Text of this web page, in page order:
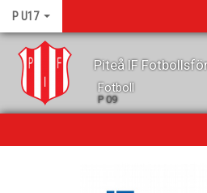
P U17
Piteå IF
Fotboll
P 09